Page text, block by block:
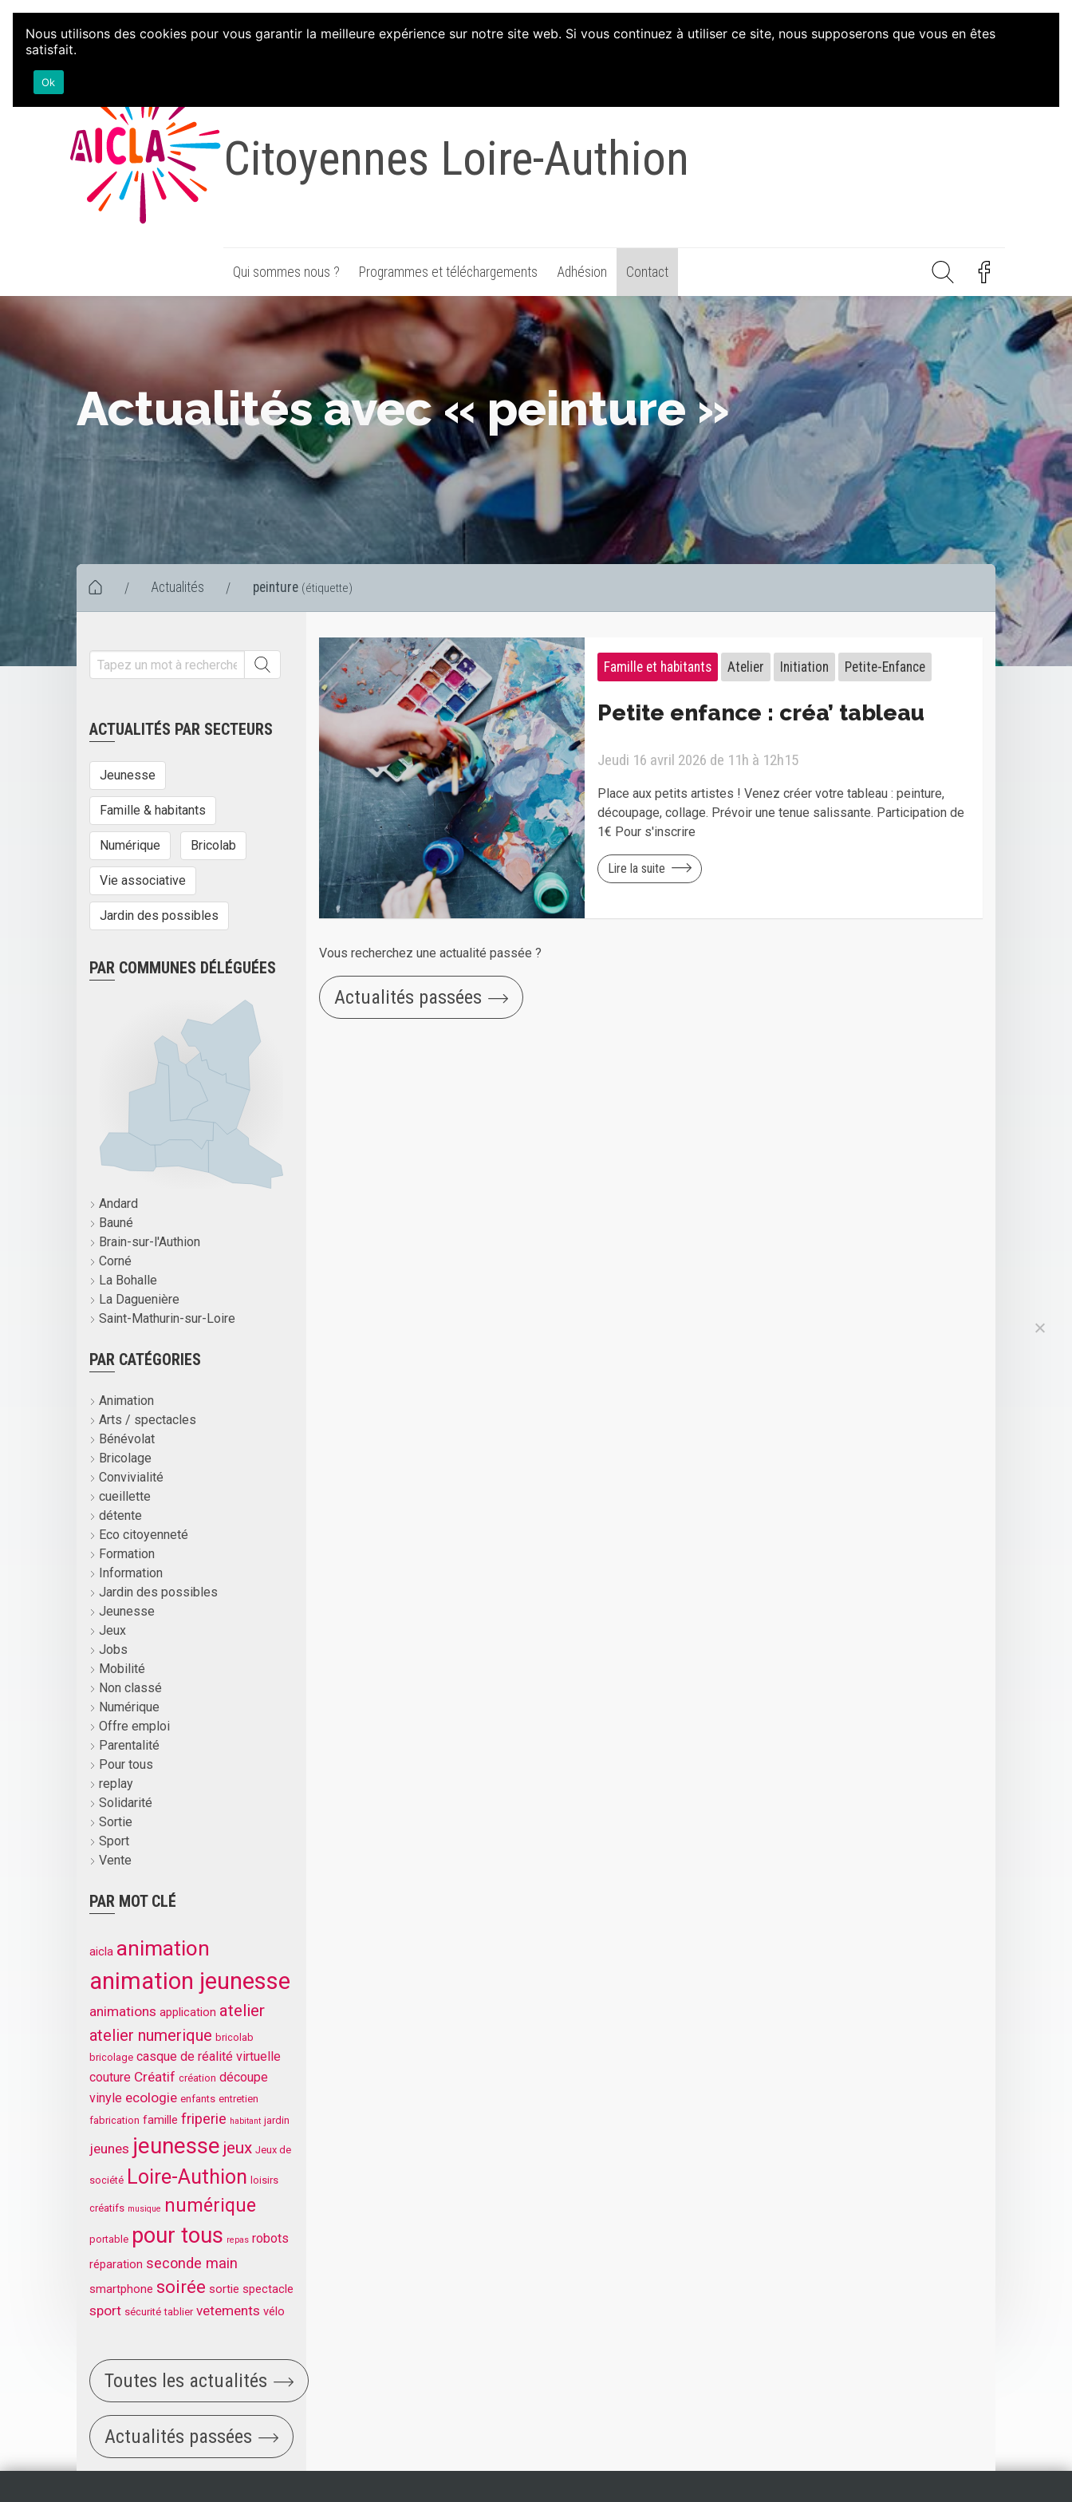
Aller au contenu
Citoyennes Loire-Authion
Qui sommes nous ? Programmes et téléchargements Adhésion Contact
Actualités avec « peinture »
/ Actualités / peinture (étiquette)
ACTUALITÉS PAR SECTEURS
Jeunesse
Famille & habitants
Numérique Bricolab
Vie associative
Jardin des possibles
PAR COMMUNES DÉLÉGUÉES
Andard
Bauné
Brain-sur-l'Authion
Corné
La Bohalle
La Daguenière
Saint-Mathurin-sur-Loire
PAR CATÉGORIES
Animation
Arts / spectacles
Bénévolat
Bricolage
Convivialité
cueillette
détente
Eco citoyenneté
Formation
Information
Jardin des possibles
Jeunesse
Jeux
Jobs
Mobilité
Non classé
Numérique
Offre emploi
Parentalité
Pour tous
replay
Solidarité
Sortie
Sport
Vente
PAR MOT CLÉ
aicla animation
animation jeunesse
animations application atelier
atelier numerique bricolab
bricolage casque de réalité virtuelle
couture Créatif création découpe
vinyle ecologie enfants entretien
fabrication famille friperie habitant jardin
jeunes jeunesse jeux Jeux de
société Loire-Authion loisirs
créatifs musique numérique
portable pour tous repas robots
réparation seconde main
smartphone soirée sortie spectacle
sport sécurité tablier vetements vélo
Toutes les actualités
Actualités passées
Famille et habitants Atelier Initiation Petite-Enfance
Petite enfance : créa’ tableau
Jeudi 16 avril 2026 de 11h à 12h15
Place aux petits artistes ! Venez créer votre tableau : peinture,
découpage, collage. Prévoir une tenue salissante. Participation de
1€ Pour s'inscrire
Lire la suite
Vous recherchez une actualité passée ?
Actualités passées
Nous utilisons des cookies pour vous garantir la meilleure expérience sur notre site web. Si vous continuez à utiliser ce site, nous supposerons que vous en êtes
satisfait.
Ok